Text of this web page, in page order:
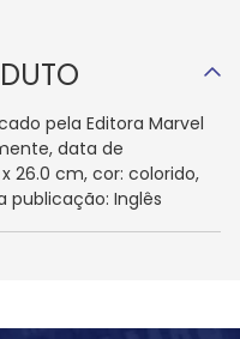
pela Editora Marvel
data de
26.0 cm, cor: colorido,
publicação: Inglês